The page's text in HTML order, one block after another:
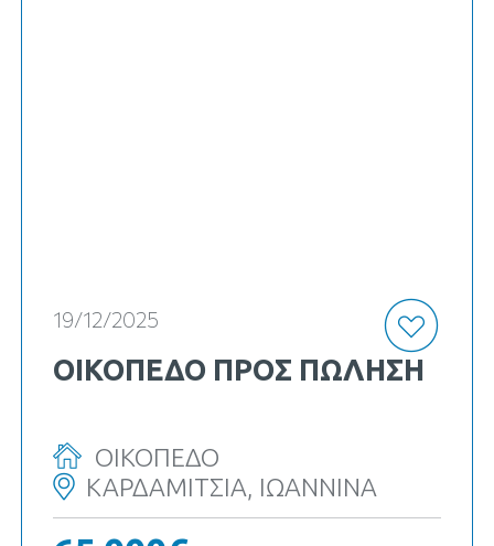
19/12/2025
ΟΙΚΟΠΕΔΟ ΠΡΟΣ ΠΏΛΗΣΗ
ΟΙΚΟΠΕΔΟ
ΚΑΡΔΑΜΙΤΣΙΑ, ΙΩΑΝΝΙΝΑ